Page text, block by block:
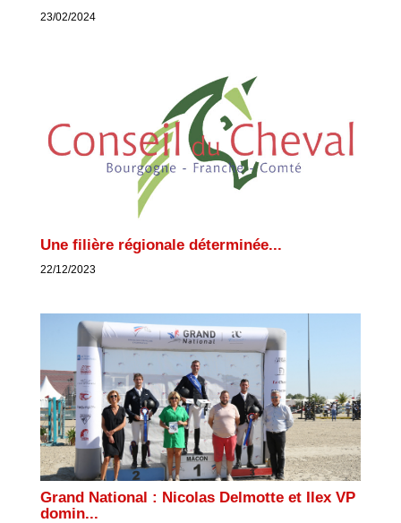
23/02/2024
Une filière régionale déterminée...
22/12/2023
Grand National : Nicolas Delmotte et Ilex VP
domin...